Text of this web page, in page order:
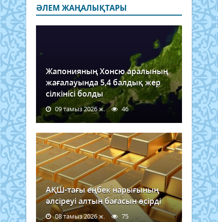
ӘЛЕМ ЖАҢАЛЫҚТАРЫ
Жапонияның Хонсю аралының
жағалауында 5,4 балдық жер
сілкінісі болды
09 тамыз 2026 ж. 46
АҚШ-тағы еңбек нарығының
әлсіреуі алтын бағасын өсірді
08 тамыз 2026 ж. 75